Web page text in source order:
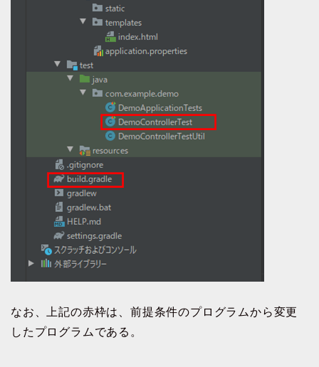
なお、上記の赤枠は、前提条件のプログラムから変更
したプログラムである。